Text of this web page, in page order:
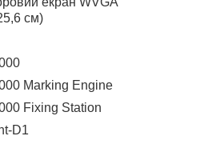
см)
Marking Engine
Fixing Station
D1